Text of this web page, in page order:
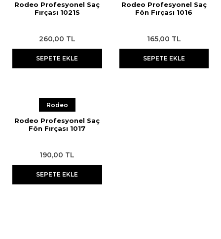
Rodeo Profesyonel Saç
Fırçası 1021S
260,00 TL
SEPETE EKLE
Rodeo Profesyonel Saç
Fön Fırçası 1016
165,00 TL
SEPETE EKLE
Rodeo
Rodeo Profesyonel Saç
Fön Fırçası 1017
190,00 TL
SEPETE EKLE